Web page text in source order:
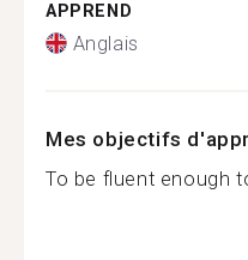
APPREND
Anglais
Mes objectifs
To be fluent enough